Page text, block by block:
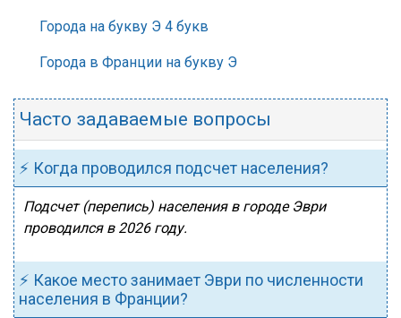
Города на букву Э 4 букв
Города в Франции на букву Э
Часто задаваемые вопросы
⚡ Когда проводился подсчет населения?
Подсчет (перепись) населения в городе Эври
проводился в 2026 году.
⚡ Какое место занимает Эври по численности
населения в Франции?